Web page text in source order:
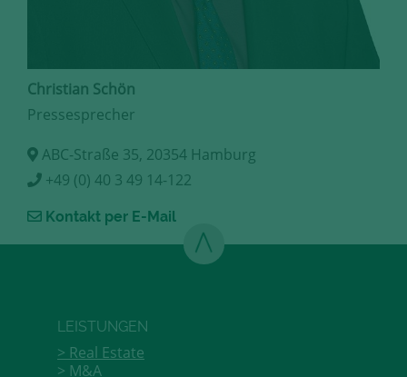
Christian Schön
Pressesprecher
ABC-Straße 35, 20354 Hamburg
+49 (0) 40 3 49 14-122
Kontakt per E-Mail
LEISTUNGEN
Real Estate
M&A